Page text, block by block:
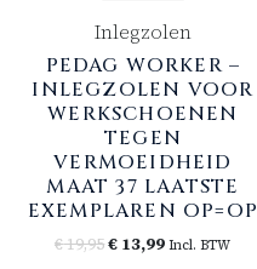
Inlegzolen
PEDAG WORKER –
INLEGZOLEN VOOR
WERKSCHOENEN
TEGEN
VERMOEIDHEID
MAAT 37 LAATSTE
EXEMPLAREN OP=OP
€19,95€ 13,99 Incl. BTW